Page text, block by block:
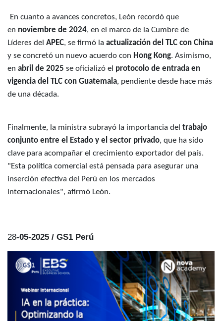
En cuanto a avances concretos, León recordó que
en noviembre de 2024, en el marco de la Cumbre de
Líderes del APEC, se firmó la actualización del TLC con China
y se concretó un nuevo acuerdo con Hong Kong. Asimismo,
en abril de 2025 se oficializó el protocolo de entrada en
vigencia del TLC con Guatemala, pendiente desde hace más
de una década.
Finalmente, la ministra subrayó la importancia del trabajo
conjunto entre el Estado y el sector privado, que ha sido
clave para acompañar el crecimiento exportador del país.
"Esta política comercial está pensada para asegurar una
inserción efectiva del Perú en los mercados
internacionales", afirmó León.
28-05-2025 / GS1 Perú